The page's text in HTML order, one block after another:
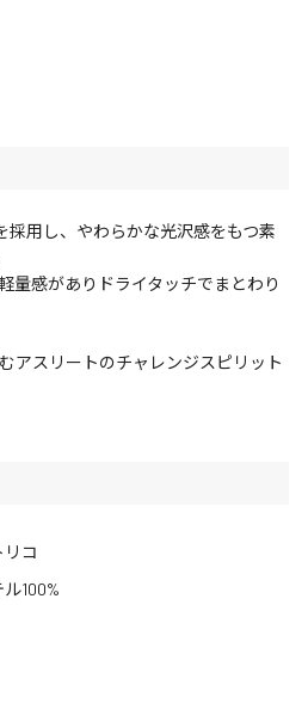
採用し、やわらかな光沢感をもつ素
量感がありドライタッチでまとわり
アスリートのチャレンジスピリット
リコ
100%